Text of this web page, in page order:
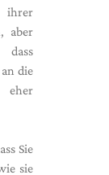
aber
die
Sie
sie